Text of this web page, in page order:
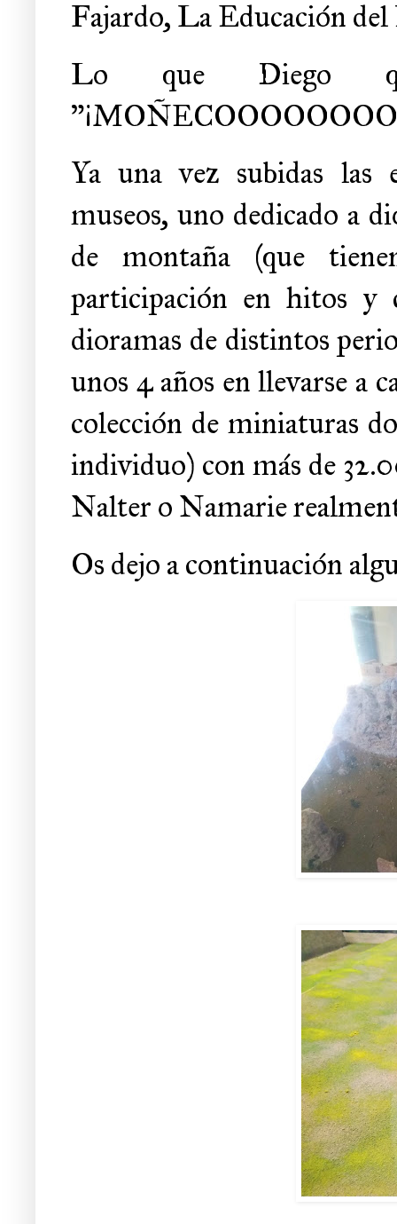
Fajardo, La Educación
Lo que Diego
Ya una vez subidas las
museos, uno dedicado a
de montaña (que
participación en hitos y
dioramas de distintos
unos 4 años en llevarse a
colección de miniaturas
individuo) con más de
Nalter o Namarie
Os dejo a continuación